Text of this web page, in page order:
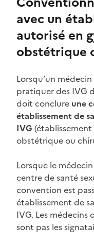
avec un
autorisé en
obstétrique
Lorsqu’un
pratiquer des IVG
doit conclure une
établissement de
IVG
obstétrique ou
Lorsque le
centre de santé
convention est
établissement de
IVG. Les médecins
sont pas les